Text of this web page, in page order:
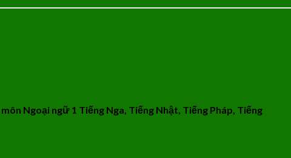
môn Ngoại ngữ 1 Tiếng Nga, Tiếng Nhật, Tiếng Pháp, Tiếng